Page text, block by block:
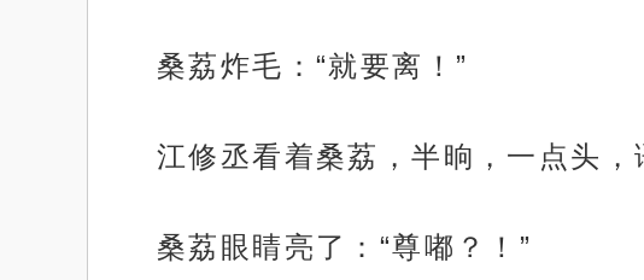
桑荔炸毛：“就要离！”
江修丞看着桑荔，半晌，一点头，
桑荔眼睛亮了：“尊嘟？！”